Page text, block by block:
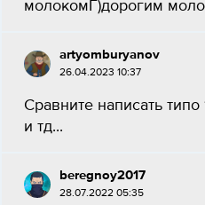
молокомГ)дорогим
artyomburyanov
26.04.2023 10:37
Сравните написать
и тд...
beregnoy2017
28.07.2022 05:35